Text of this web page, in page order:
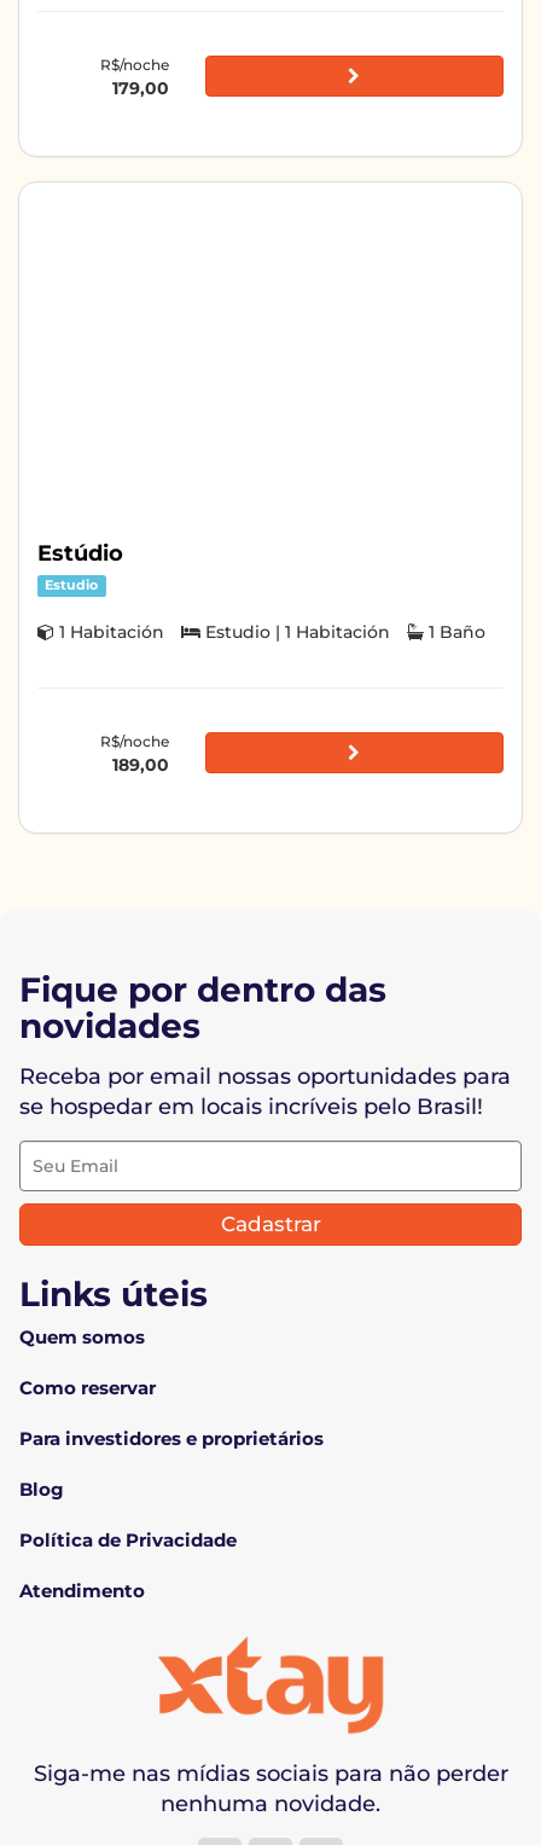
R$/noche
179,00
Estúdio
Estudio
1 Habitación Estudio | 1 Habitación 1 Baño
R$/noche
189,00
Siga-me nas mídias sociais para não perder
nenhuma novidade.
Links úteis
Quem somos
Como reservar
Para investidores e proprietários
Blog
Política de Privacidade
Atendimento
Fique por dentro das
novidades
Receba por email nossas oportunidades para
se hospedar em locais incríveis pelo Brasil!
Cadastrar